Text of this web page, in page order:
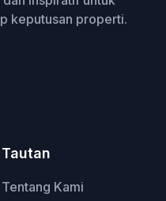
keputusan properti.
Tautan
Tentang Kami